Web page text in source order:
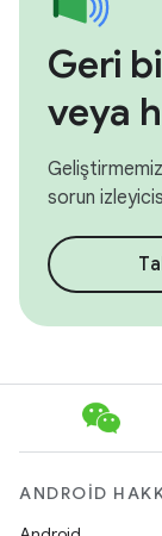
Geri
veya
sorun
ANDROID